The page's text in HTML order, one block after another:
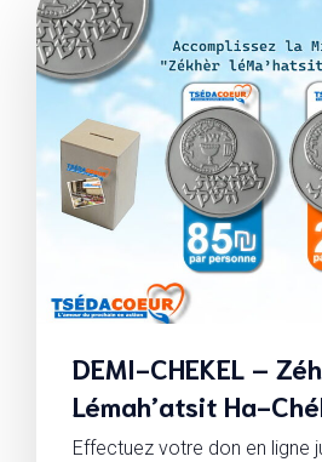
DEMI-CHEKEL –
Lémah’atsit Ha-
Effectuez votre don en ligne